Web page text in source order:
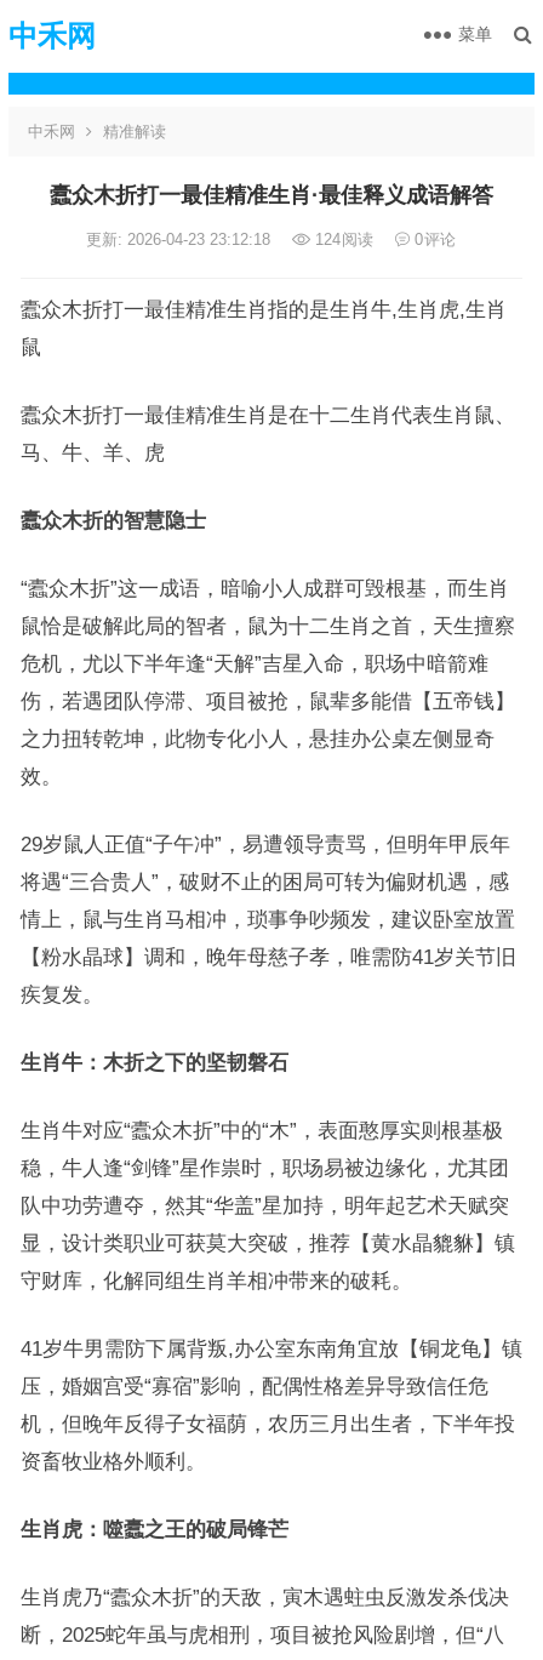
中禾网 菜单
中禾网 精准解读
蠹众木折打一最佳精准生肖·最佳释义成语解答
更新: 2026-04-23 23:12:18 124阅读 0评论
蠹众木折打一最佳精准生肖指的是生肖牛,生肖虎,生肖
鼠
蠹众木折打一最佳精准生肖是在十二生肖代表生肖鼠、
马、牛、羊、虎
蠹众木折的智慧隐士
“蠹众木折”这一成语，暗喻小人成群可毁根基，而生肖
鼠恰是破解此局的智者，鼠为十二生肖之首，天生擅察
危机，尤以下半年逢“天解”吉星入命，职场中暗箭难
伤，若遇团队停滞、项目被抢，鼠辈多能借【五帝钱】
之力扭转乾坤，此物专化小人，悬挂办公桌左侧显奇
效。
29岁鼠人正值“子午冲”，易遭领导责骂，但明年甲辰年
将遇“三合贵人”，破财不止的困局可转为偏财机遇，感
情上，鼠与生肖马相冲，琐事争吵频发，建议卧室放置
【粉水晶球】调和，晚年母慈子孝，唯需防41岁关节旧
疾复发。
生肖牛：木折之下的坚韧磐石
生肖牛对应“蠹众木折”中的“木”，表面憨厚实则根基极
稳，牛人逢“剑锋”星作祟时，职场易被边缘化，尤其团
队中功劳遭夺，然其“华盖”星加持，明年起艺术天赋突
显，设计类职业可获莫大突破，推荐【黄水晶貔貅】镇
守财库，化解同组生肖羊相冲带来的破耗。
41岁牛男需防下属背叛,办公室东南角宜放【铜龙龟】镇
压，婚姻宫受“寡宿”影响，配偶性格差异导致信任危
机，但晚年反得子女福荫，农历三月出生者，下半年投
资畜牧业格外顺利。
生肖虎：噬蠹之王的破局锋芒
生肖虎乃“蠹众木折”的天敌，寅木遇蛀虫反激发杀伐决
断，2025蛇年虽与虎相刑，项目被抢风险剧增，但“八